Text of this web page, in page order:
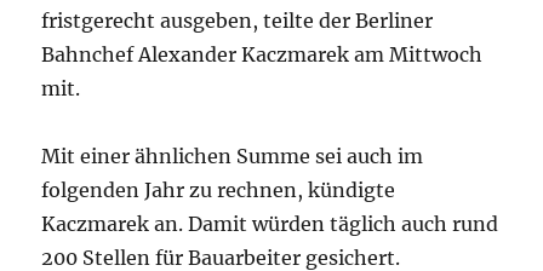
fristgerecht ausgeben, teilte der Berliner
Bahnchef Alexander Kaczmarek am Mittwoch
mit.
Mit einer ähnlichen Summe sei auch im
folgenden Jahr zu rechnen, kündigte
Kaczmarek an. Damit würden täglich auch rund
200 Stellen für Bauarbeiter gesichert.